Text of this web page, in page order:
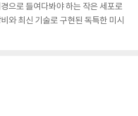
으로 들여다봐야 하는 작은 세포로
와 최신 기술로 구현된 독특한 미시